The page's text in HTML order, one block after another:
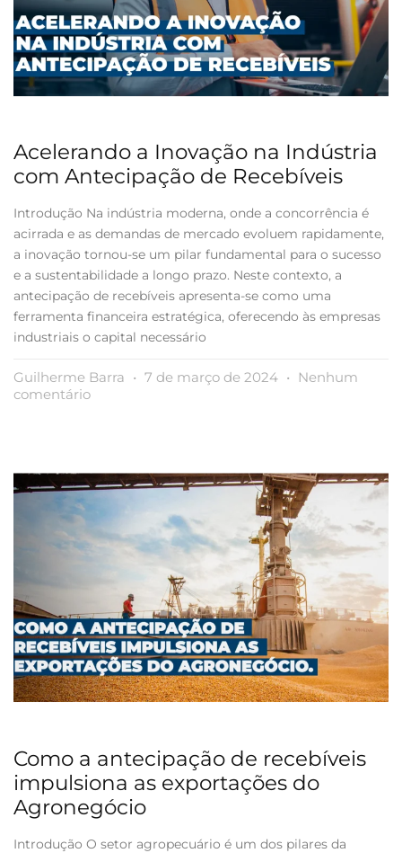
Acelerando a Inovação na Indústria
com Antecipação de Recebíveis
Introdução Na indústria moderna, onde a concorrência é
acirrada e as demandas de mercado evoluem rapidamente,
a inovação tornou-se um pilar fundamental para o sucesso
e a sustentabilidade a longo prazo. Neste contexto, a
antecipação de recebíveis apresenta-se como uma
ferramenta financeira estratégica, oferecendo às empresas
industriais o capital necessário
Guilherme Barra 7 de março de 2024
Nenhum
comentário
Como a antecipação de recebíveis
impulsiona as exportações do
Agronegócio
Introdução O setor agropecuário é um dos pilares da